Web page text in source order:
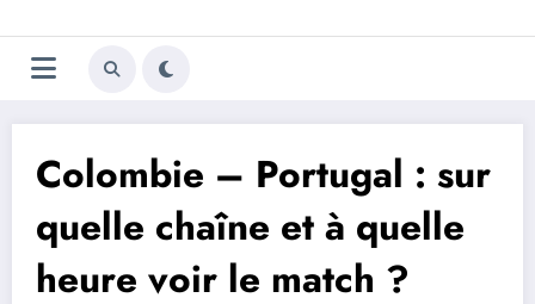
au
contenu
Trivela
L'actualité du football
Colombie – Portugal : sur
quelle chaîne et à quelle
heure voir le match ?